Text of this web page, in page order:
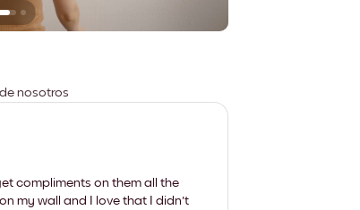
nosotros
compliments on them all the
my wall and I love that I didn't